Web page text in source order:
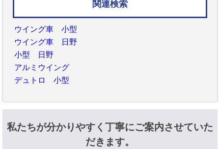
関連検索
ウイング車 小型
ウイング車 日野
小型 日野
アルミウイング
デュトロ 小型
私たちが分かりやすく丁寧にご案内させていた
だきます。